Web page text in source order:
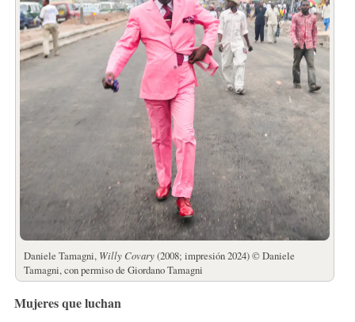
Daniele Tamagni, Willy Covary(2008; impresión 2024) © Daniele
Tamagni, con permiso de Giordano Tamagni
Mujeres que luchan